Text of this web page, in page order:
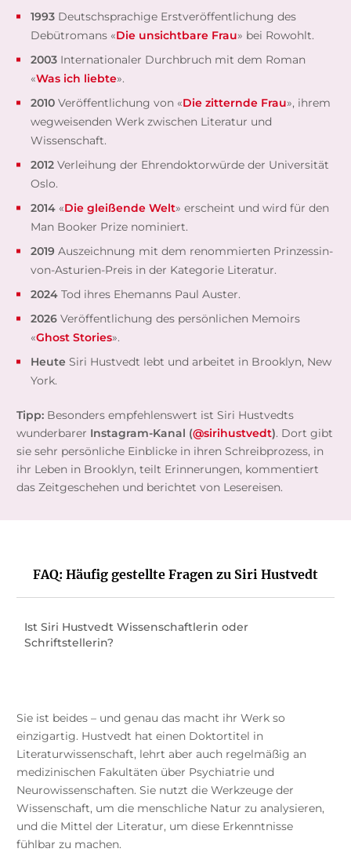
1993Deutschsprachige Erstveröffentlichung des
Debütromans «Die unsichtbare Frau» bei Rowohlt.
2003Internationaler Durchbruch mit dem Roman
«Was ich liebte».
2010Veröffentlichung von «Die zitternde Frau», ihrem
wegweisenden Werk zwischen Literatur und
Wissenschaft.
2012Verleihung der Ehrendoktorwürde der Universität
Oslo.
2014«Die gleißende Welt» erscheint und wird für den
Man Booker Prize nominiert.
2019 Auszeichnung mit dem renommierten Prinzessin-
von-Asturien-Preis in der Kategorie Literatur.
2024Tod ihres Ehemanns Paul Auster.
2026Veröffentlichung des persönlichen Memoirs
«Ghost Stories».
Heute Siri Hustvedt lebt und arbeitet in Brooklyn, New
York.
Tipp: Besonders empfehlenswert ist Siri Hustvedts
wunderbarer Instagram-Kanal (@sirihustvedt). Dort gibt
sie sehr persönliche Einblicke in ihren Schreibprozess, in
ihr Leben in Brooklyn, teilt Erinnerungen, kommentiert
das Zeitgeschehen und berichtet von Lesereisen.
FAQ: Häufig gestellte Fragen zu Siri Hustvedt
Ist Siri Hustvedt Wissenschaftlerin oder
Schriftstellerin?
Sie ist beides – und genau das macht ihr Werk so
einzigartig. Hustvedt hat einen Doktortitel in
Literaturwissenschaft, lehrt aber auch regelmäßig an
medizinischen Fakultäten über Psychiatrie und
Neurowissenschaften. Sie nutzt die Werkzeuge der
Wissenschaft, um die menschliche Natur zu analysieren,
und die Mittel der Literatur, um diese Erkenntnisse
fühlbar zu machen.